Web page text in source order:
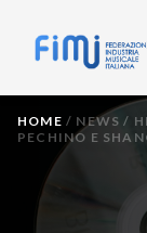
HOME / NEWS /
PECHINO E